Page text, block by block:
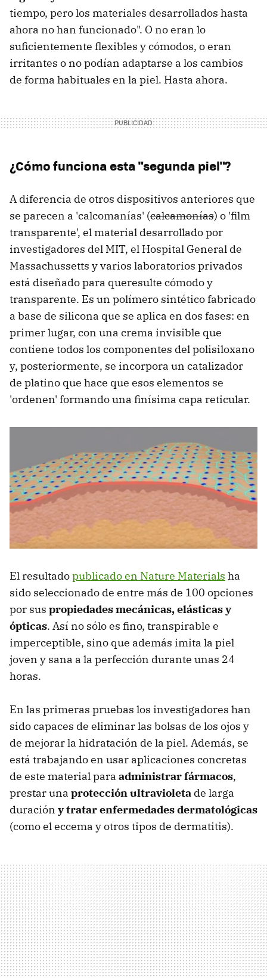
tiempo, pero los materiales desarrollados hasta
ahora no han funcionado". O no eran lo
suficientemente flexibles y cómodos, o eran
irritantes o no podían adaptarse a los cambios
de forma habituales en la piel. Hasta ahora.
¿Cómo funciona esta "segunda piel"?
A diferencia de otros dispositivos anteriores que
se parecen a 'calcomanías' (calcamonías) o 'film
transparente', el material desarrollado por
investigadores del MIT, el Hospital General de
Massachussetts y varios laboratorios privados
está diseñado para queresulte cómodo y
transparente. Es un polímero sintético fabricado
a base de silicona que se aplica en dos fases: en
primer lugar, con una crema invisible que
contiene todos los componentes del polisiloxano
y, posteriormente, se incorpora un catalizador
de platino que hace que esos elementos se
'ordenen' formando una finísima capa reticular.
El resultadopublicado en Nature Materials ha
sido seleccionado de entre más de 100 opciones
por sus propiedades mecánicas, elásticas y
ópticas. Así no sólo es fino, transpirable e
imperceptible, sino que además imita la piel
joven y sana a la perfección durante unas 24
horas.
En las primeras pruebas los investigadores han
sido capaces de eliminar las bolsas de los ojos y
de mejorar la hidratación de la piel. Además, se
está trabajando en usar aplicaciones concretas
de este material para administrar fármacos,
prestar una protección ultravioleta de larga
duración y tratar enfermedades dermatológicas
(como el eccema y otros tipos de dermatitis).